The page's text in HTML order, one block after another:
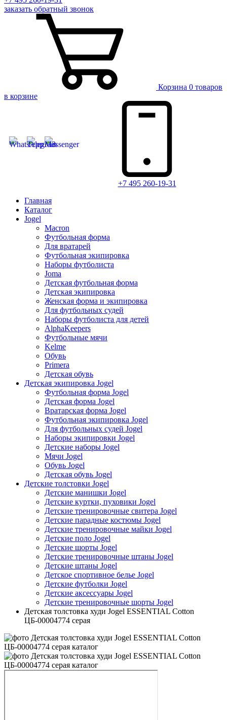
заказать обратный звонок
Корзина 0 товаров
в корзине
+7 495 260-19-31
Главная
Каталог
Jogel
Macron
Футбольная форма
Для вратарей
Футбольная экипировка
Наборы футболиста
Joma
Детская футбольная форма
Детская экипировка
Женская форма и экипировка
Для футбольных судей
Наборы футболиста для детей
AlphaKeepers
Футбольные мячи
Kelme
Обувь
Primera
Детская обувь
Детская экипировка Jogel
Футбольная форма Jogel
Детская форма Jogel
Вратарская форма Jogel
Футбольная экипировка Jogel
Для футбольных судей Jogel
Наборы экипировки Jogel
Детские наборы Jogel
Мячи Jogel
Обувь Jogel
Детская обувь Jogel
Детские толстовки Jogel
Детские манишки Jogel
Детские куртки, пуховики Jogel
Детские тренировочные свитера Jogel
Детские парадные костюмы Jogel
Детские тренировочные майки Jogel
Детские поло Jogel
Детские шорты Jogel
Детские тренировочные штаны Jogel
Детские штаны Jogel
Детское спортивное белье Jogel
Детские футболки Jogel
Детские аксессуары Jogel
Детские тренировочные шорты Jogel
Детская толстовка худи Jogel ESSENTIAL Cotton
ЦБ-00004774 серая